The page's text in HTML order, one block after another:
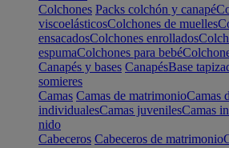
Colchones Packs colchón y canapé
viscoelásticosColchones de muelles
ensacadosColchones enrollados
espumaColchones para bebé
Canapés y bases CanapésBase
somieres
Camas Camas de matrimonioCamas
individualesCamas juvenilesCamas
nido
Cabeceros Cabeceros de matrimonio